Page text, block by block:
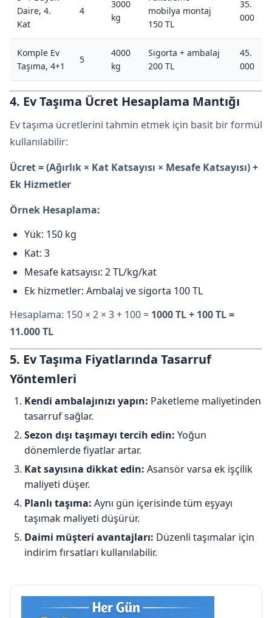
Daire, 4.
Kat
4
3000
kg
mobilya montaj
150 TL
35.
000
Komple Ev
Taşıma, 4+1
5
4000
kg
Sigorta + ambalaj
200 TL
45.
000
4. Ev Taşıma Ücret Hesaplama Mantığı
Ev taşıma ücretlerini tahmin etmek için basit bir formül
kullanılabilir:
Ücret = (Ağırlık × Kat Katsayısı × Mesafe Katsayısı) +
Ek Hizmetler
Örnek Hesaplama:
Yük: 150 kg
Kat: 3
Mesafe katsayısı: 2 TL/kg/kat
Ek hizmetler: Ambalaj ve sigorta 100 TL
Hesaplama: 150 × 2 × 3 + 100 = 1000 TL + 100 TL =
11.000 TL
5. Ev Taşıma Fiyatlarında Tasarruf
Yöntemleri
Kendi ambalajınızı yapın: Paketleme maliyetinden
tasarruf sağlar.
Sezon dışı taşımayı tercih edin: Yoğun
dönemlerde fiyatlar artar.
Kat sayısına dikkat edin: Asansör varsa ek işçilik
maliyeti düşer.
Planlı taşıma: Aynı gün içerisinde tüm eşyayı
taşımak maliyeti düşürür.
Daimi müşteri avantajları: Düzenli taşımalar için
indirim fırsatları kullanılabilir.